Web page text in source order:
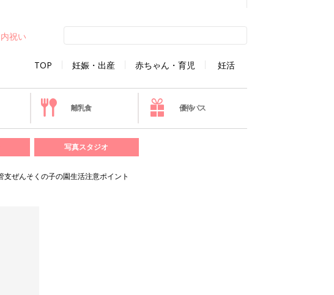
TOP 妊娠・出産 赤ちゃん・育児 妊活
内祝い
離乳食 優待パス
写真スタジオ
ぜんそくの子の園生活注意ポイント